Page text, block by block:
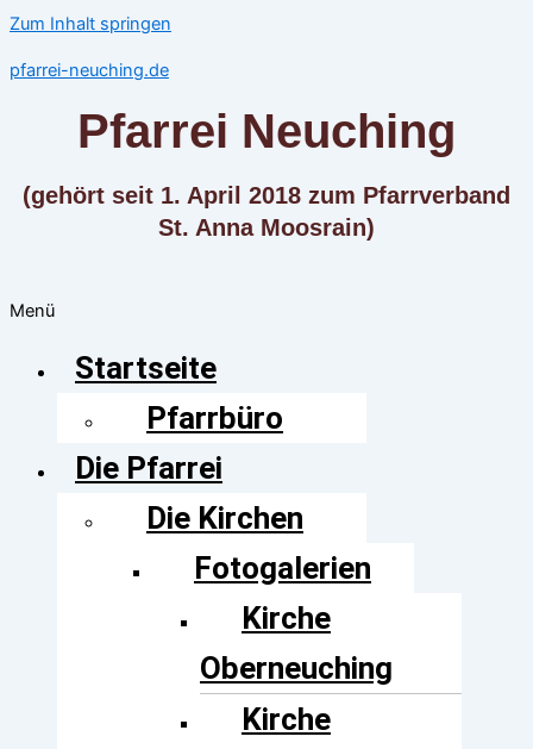
Zum Inhalt springen
pfarrei-neuching.de
Pfarrei Neuching
(gehört seit 1. April 2018 zum Pfarrverband
St. Anna Moosrain)
Menü
Startseite
Pfarrbüro
Die Pfarrei
Die Kirchen
Fotogalerien
Kirche
Oberneuching
Kirche